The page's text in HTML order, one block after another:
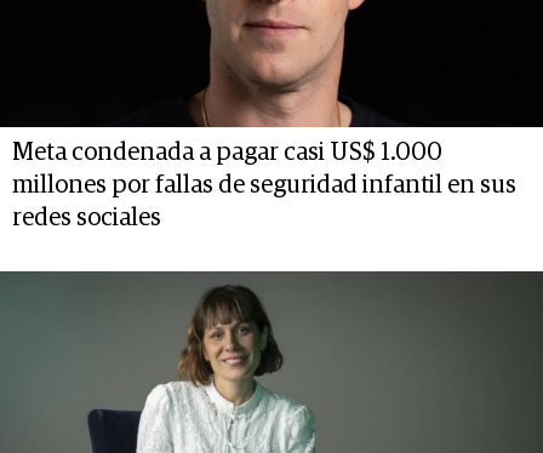
Meta condenada a pagar casi US$ 1.000
millones por fallas de seguridad infantil en sus
redes sociales